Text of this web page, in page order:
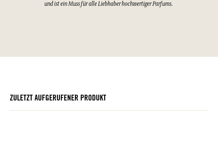
und ist ein Muss für alle Liebhaber hochwertiger Parfums.
ZULETZT AUFGERUFENER PRODUKT